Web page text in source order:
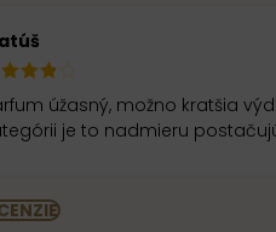
úžasný, možno kratšia
kategórii je to nadmieru